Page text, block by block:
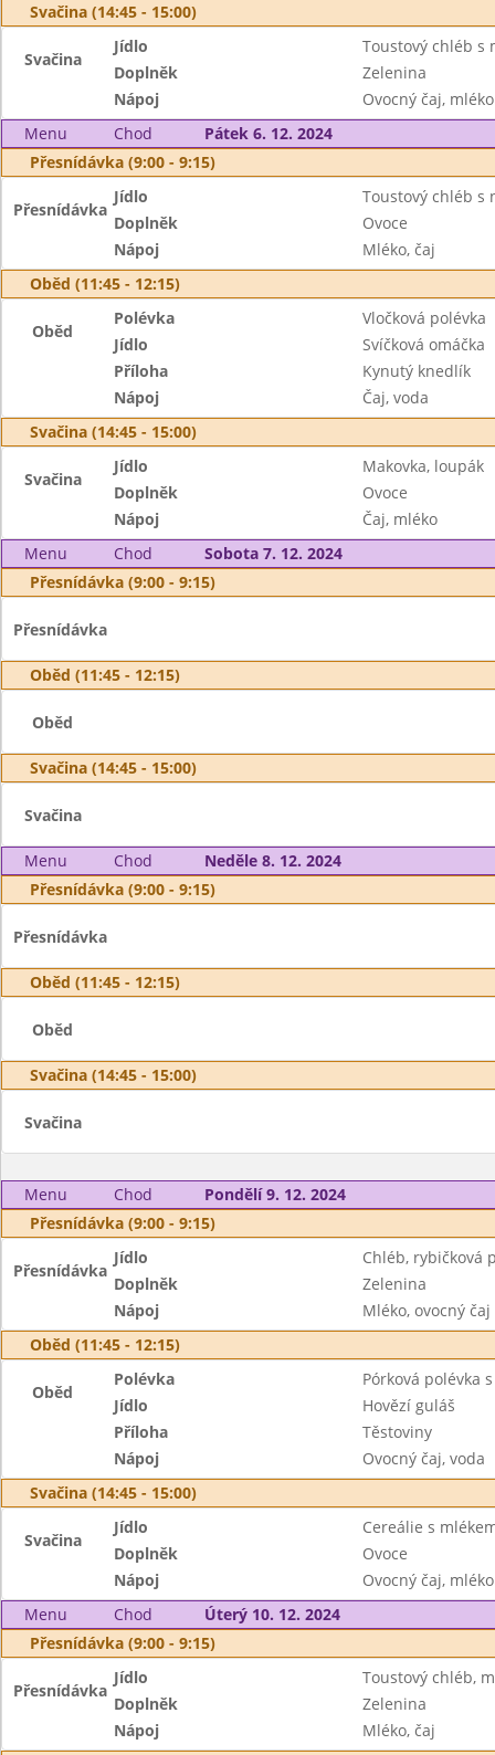
Svačina (14:45 - 15:00)
Svačina
Jídlo
Toustový chléb s
Doplněk
Zelenina
Nápoj
Ovocný čaj, mléko
Menu
Chod
Pátek 6. 12. 2024
Přesnídávka (9:00 - 9:15)
Přesnídávka
Jídlo
Toustový chléb s
Doplněk
Ovoce
Nápoj
Mléko, čaj
Oběd (11:45 - 12:15)
Oběd
Polévka
Vločková polévka
Jídlo
Svíčková omáčka
Příloha
Kynutý knedlík
Nápoj
Čaj, voda
Svačina (14:45 - 15:00)
Svačina
Jídlo
Makovka, loupák
Doplněk
Ovoce
Nápoj
Čaj, mléko
Menu
Chod
Sobota 7. 12. 2024
Přesnídávka (9:00 - 9:15)
Přesnídávka
Oběd (11:45 - 12:15)
Oběd
Svačina (14:45 - 15:00)
Svačina
Menu Chod
Neděle 8. 12. 2024
Přesnídávka (9:00 - 9:15)
Přesnídávka
Oběd (11:45 - 12:15)
Oběd
Svačina (14:45 - 15:00)
Svačina
Menu Chod
Pondělí 9. 12. 2024
Přesnídávka (9:00 - 9:15)
Přesnídávka
Jídlo
Chléb, rybičková
Doplněk
Zelenina
Nápoj
Mléko, ovocný čaj
Oběd (11:45 - 12:15)
Oběd
Polévka
Pórková polévka
Jídlo
Hovězí guláš
Příloha
Těstoviny
Nápoj
Ovocný čaj, voda
Svačina (14:45 - 15:00)
Svačina
Jídlo
Cereálie s
Doplněk
Ovoce
Nápoj
Ovocný čaj, mléko
Menu
Chod
Úterý 10. 12. 2024
Přesnídávka (9:00 - 9:15)
Přesnídávka
Jídlo
Toustový chléb,
Doplněk
Zelenina
Nápoj
Mléko, čaj